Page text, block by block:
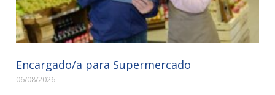
Encargado/a para Supermercado
06/08/2026